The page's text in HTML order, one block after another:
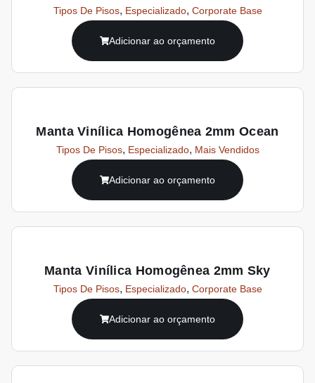
Tipos De Pisos, Especializado, Corporate Base
Adicionar ao orçamento
Manta Vinílica Homogênea 2mm Ocean
Tipos De Pisos, Especializado, Mais Vendidos
Adicionar ao orçamento
Manta Vinílica Homogênea 2mm Sky
Tipos De Pisos, Especializado, Corporate Base
Adicionar ao orçamento